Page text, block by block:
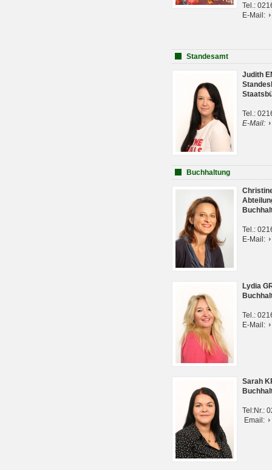
Tel.:
E-Mail:
Standesamt
Judith
Tel.:
E-Mail:
Buchhaltung
Tel.:
E-Mail:
Lydia
Tel.:
E-Mail:
Sarah
Tel:Nr.:
Email: